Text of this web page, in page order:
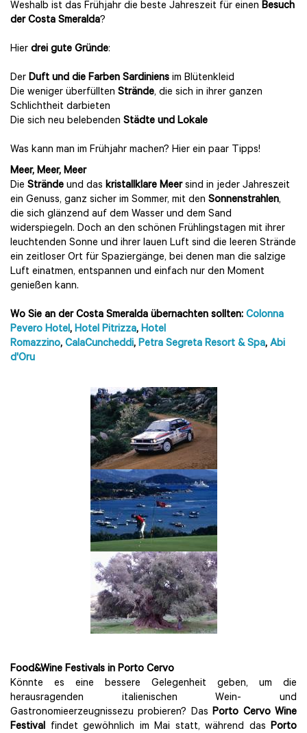
Weshalb ist das Frühjahr die beste Jahreszeit für einen Besuch
der Costa Smeralda?
Hier drei gute Gründe:
Der Duft und die Farben Sardiniens im Blütenkleid
Die weniger überfüllten Strände, die sich in ihrer ganzen
Schlichtheit darbieten
Die sich neu belebenden Städte und Lokale
Was kann man im Frühjahr machen? Hier ein paar Tipps!
Meer, Meer, Meer
Die Strände und das kristallklare Meersind in jeder Jahreszeit
ein Genuss, ganz sicher im Sommer, mit den Sonnenstrahlen,
die sich glänzend auf dem Wasser und dem Sand
widerspiegeln. Doch an den schönen Frühlingstagen mit ihrer
leuchtenden Sonne und ihrer lauen Luft sind die leeren Strände
ein zeitloser Ort für Spaziergänge, bei denen man die salzige
Luft einatmen, entspannen und einfach nur den Moment
genießen kann.
Wo Sie an der Costa Smeralda übernachten sollten: Colonna
Pevero Hotel, Hotel Pitrizza, Hotel
Romazzino, CalaCuncheddi, Petra Segreta Resort & Spa, Abi
d'Oru
Food&Wine Festivals in Porto Cervo
Könnte es eine bessere Gelegenheit geben, um die
herausragenden italienischen Wein- und
Gastronomieerzeugnissezu probieren? DasPorto Cervo Wine
Festival findet gewöhnlich im Mai statt, während das Porto